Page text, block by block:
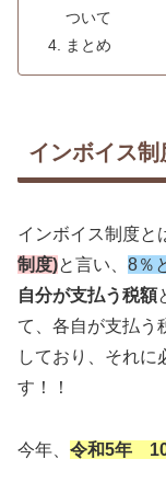
ついて
まとめ
インボイス制
インボイス制度と
制度)と言い、 8％
自分が支払う税額
て、各自が支払う
しており、それに
す！！
今年、 令和5年 10